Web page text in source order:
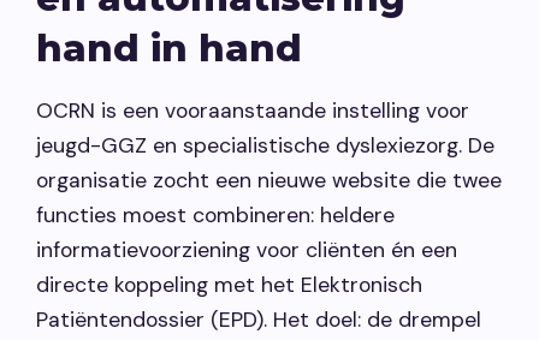
hand in hand
OCRN is een vooraanstaande instelling voor
jeugd-GGZ en specialistische dyslexiezorg. De
organisatie zocht een nieuwe website die twee
functies moest combineren: heldere
informatievoorziening voor cliënten én een
directe koppeling met het Elektronisch
Patiëntendossier (EPD). Het doel: de drempel